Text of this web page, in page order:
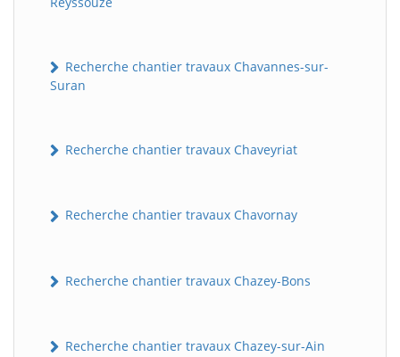
Recherche chantier travaux Chavannes-sur-
Suran
Recherche chantier travaux Chaveyriat
Recherche chantier travaux Chavornay
Recherche chantier travaux Chazey-Bons
Recherche chantier travaux Chazey-sur-Ain